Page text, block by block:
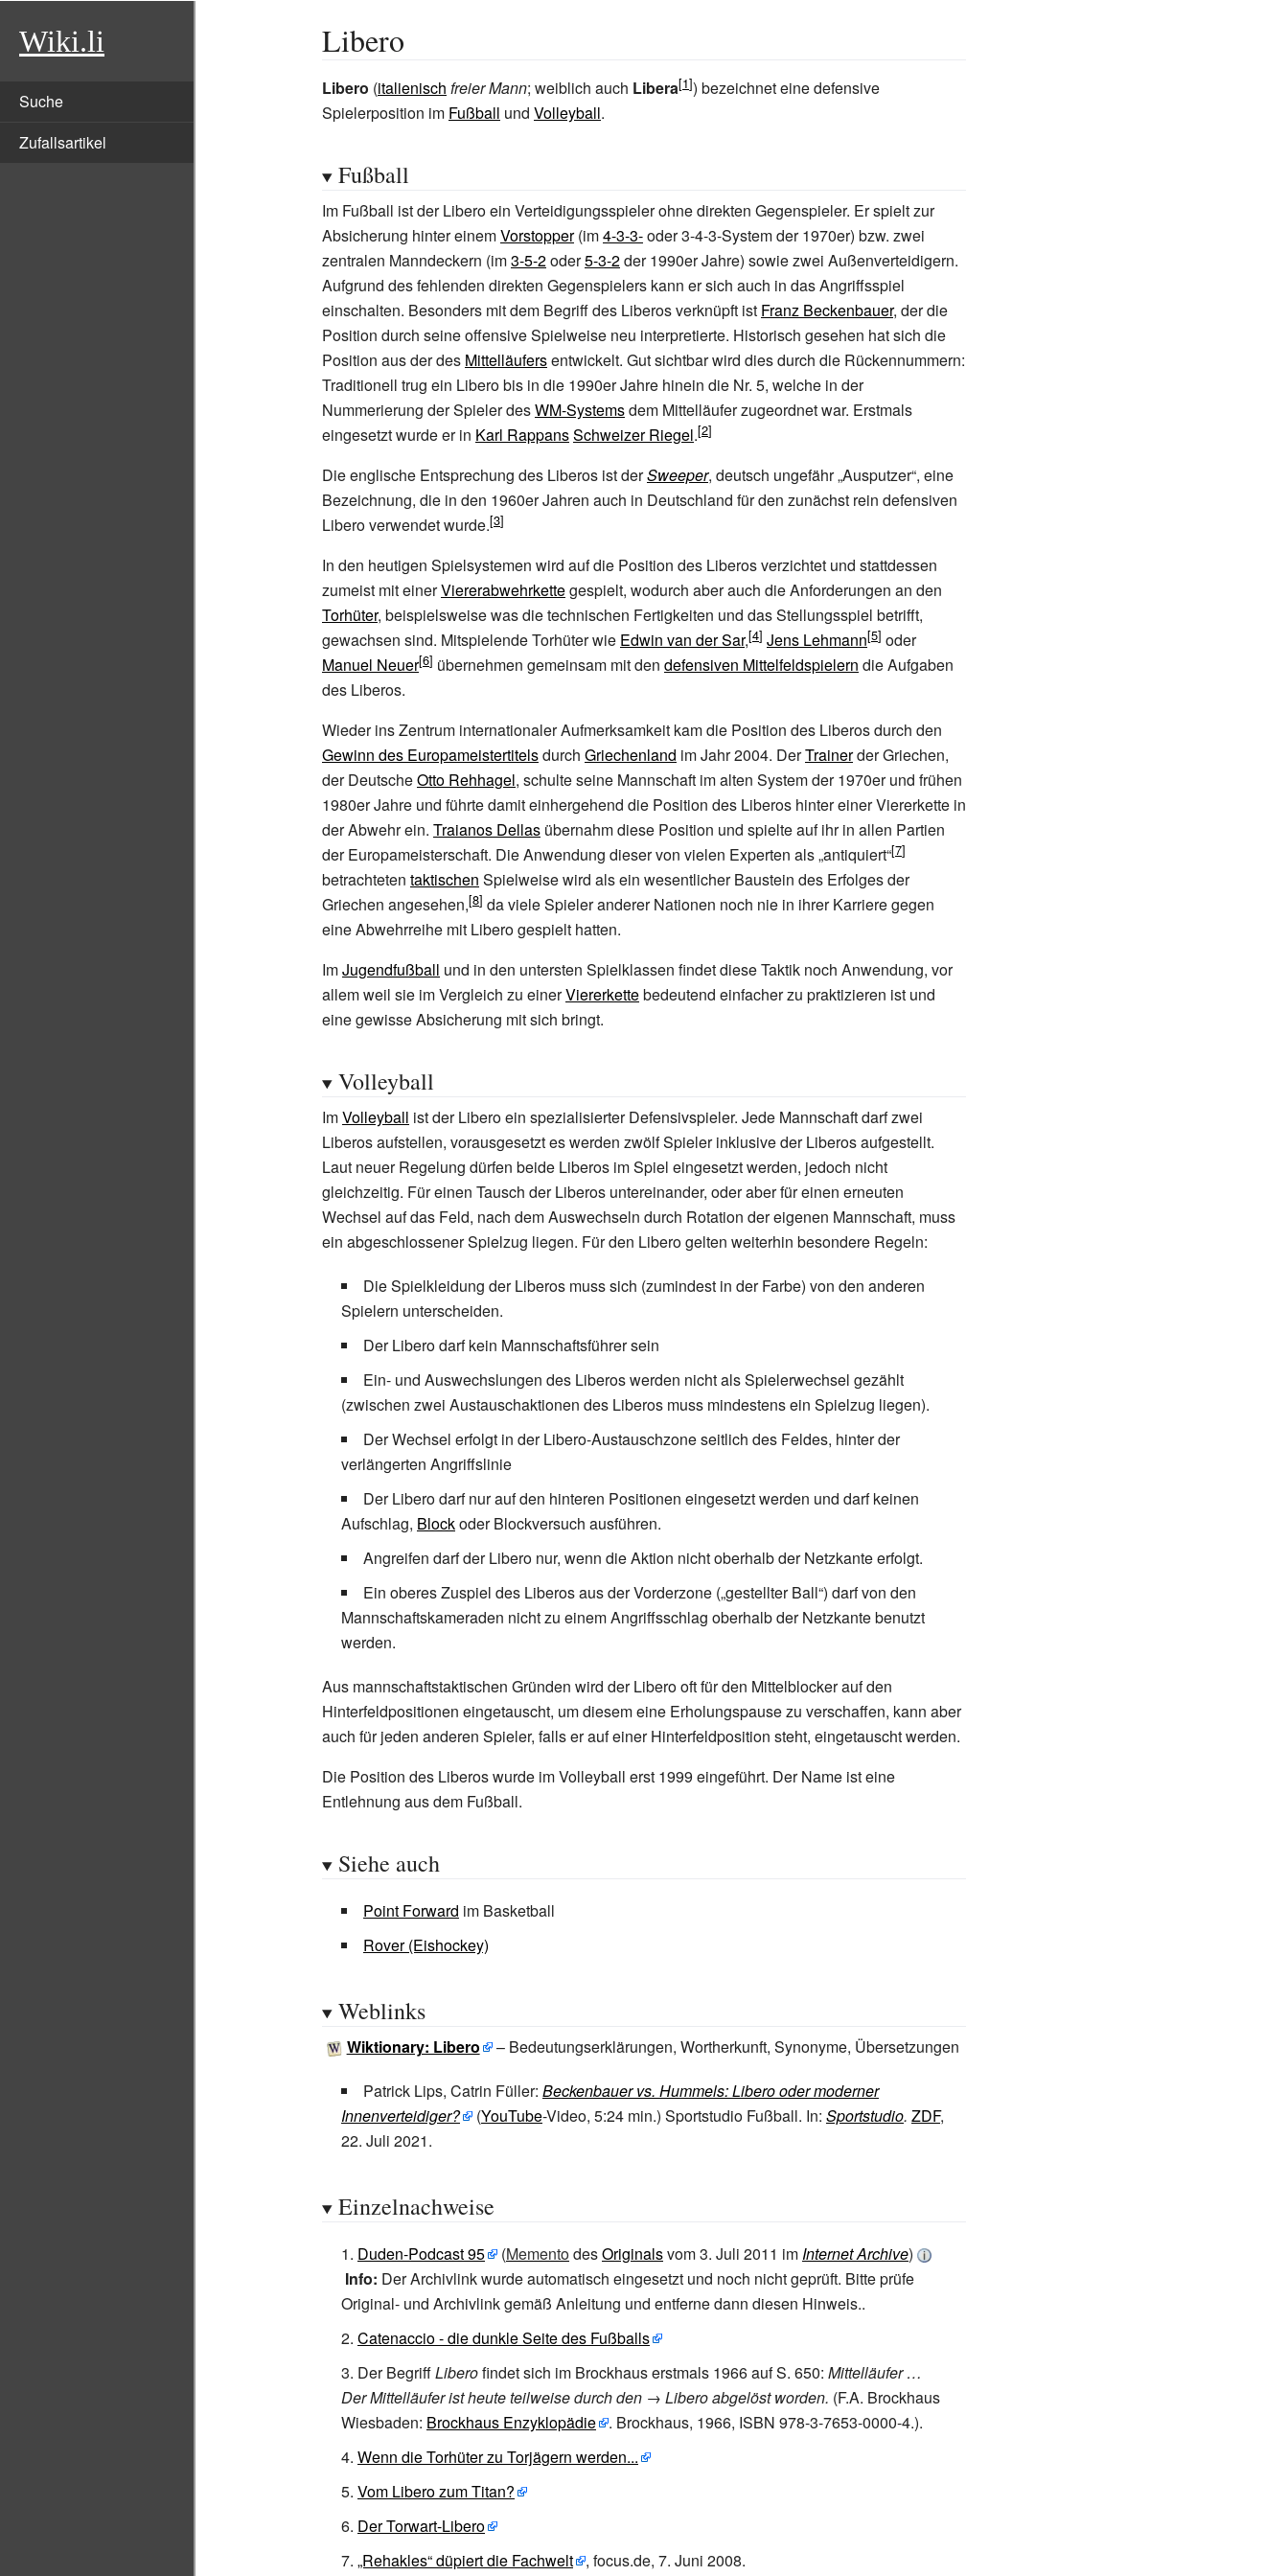
Wiki.li
Suche
Zufallsartikel
Libero
Libero (italienisch freier Mann; weiblich auch Libera
) bezeichnet eine defensive
Spielerposition im Fußball und Volleyball.
Fußball
Im Fußball ist der Libero ein Verteidigungsspieler ohne direkten Gegenspieler. Er spielt zur
Absicherung hinter einemVorstopper(im4-3-3-oder 3-4-3-System der 1970er) bzw. zwei
zentralen Manndeckern (im3-5-2oder5-3-2der 1990er Jahre) sowie zwei Außenverteidigern.
Aufgrund des fehlenden direkten Gegenspielers kann er sich auch in das Angriffsspiel
einschalten. Besonders mit dem Begriff des Liberos verknüpft ist Franz Beckenbauer, der die
Position durch seine offensive Spielweise neu interpretierte. Historisch gesehen hat sich die
Position aus der des Mittelläufersentwickelt. Gut sichtbar wird dies durch die Rückennummern:
Traditionell trug ein Libero bis in die 1990er Jahre hinein die Nr. 5, welche in der
Nummerierung der Spieler desWM-Systemsdem Mittelläufer zugeordnet war. Erstmals
eingesetzt wurde er in Karl RappansSchweizer Riegel.
Die englische Entsprechung des Liberos ist derSweeper, deutsch ungefähr „Ausputzer“, eine
Bezeichnung, die in den 1960er Jahren auch in Deutschland für den zunächst rein defensiven
Libero verwendet wurde.
In den heutigen Spielsystemen wird auf die Position des Liberos verzichtet und stattdessen
zumeist mit einerViererabwehrkettegespielt, wodurch aber auch die Anforderungen an den
Torhüter, beispielsweise was die technischen Fertigkeiten und das Stellungsspiel betrifft,
gewachsen sind. Mitspielende Torhüter wie Edwin van der Sar, Jens Lehmann
oder
Manuel Neuer
übernehmen gemeinsam mit den defensiven Mittelfeldspielern die Aufgaben
des Liberos.
Wieder ins Zentrum internationaler Aufmerksamkeit kam die Position des Liberos durch den
Gewinn des Europameistertitelsdurch Griechenland im Jahr 2004. DerTrainerder Griechen,
der DeutscheOtto Rehhagel, schulte seine Mannschaft im alten System der 1970er und frühen
1980er Jahre und führte damit einhergehend die Position des Liberos hinter einer Viererkette in
der Abwehr ein. Traianos Dellas übernahm diese Position und spielte auf ihr in allen Partien
der Europameisterschaft. Die Anwendung dieser von vielen Experten als „antiquiert“
betrachteten taktischen Spielweise wird als ein wesentlicher Baustein des Erfolges der
Griechen angesehen,
da viele Spieler anderer Nationen noch nie in ihrer Karriere gegen
eine Abwehrreihe mit Libero gespielt hatten.
ImJugendfußball und in den untersten Spielklassen findet diese Taktik noch Anwendung, vor
allem weil sie im Vergleich zu einerViererkettebedeutend einfacher zu praktizieren ist und
eine gewisse Absicherung mit sich bringt.
Volleyball
ImVolleyball ist der Libero ein spezialisierter Defensivspieler. Jede Mannschaft darf zwei
Liberos aufstellen, vorausgesetzt es werden zwölf Spieler inklusive der Liberos aufgestellt.
Laut neuer Regelung dürfen beide Liberos im Spiel eingesetzt werden, jedoch nicht
gleichzeitig. Für einen Tausch der Liberos untereinander, oder aber für einen erneuten
Wechsel auf das Feld, nach dem Auswechseln durch Rotation der eigenen Mannschaft, muss
ein abgeschlossener Spielzug liegen. Für den Libero gelten weiterhin besondere Regeln:
Die Spielkleidung der Liberos muss sich (zumindest in der Farbe) von den anderen
Spielern unterscheiden.
Der Libero darf kein Mannschaftsführer sein
Ein- und Auswechslungen des Liberos werden nicht als Spielerwechsel gezählt
(zwischen zwei Austauschaktionen des Liberos muss mindestens ein Spielzug liegen).
Der Wechsel erfolgt in der Libero-Austauschzone seitlich des Feldes, hinter der
verlängerten Angriffslinie
Der Libero darf nur auf den hinteren Positionen eingesetzt werden und darf keinen
Aufschlag, Blockoder Blockversuch ausführen.
Angreifen darf der Libero nur, wenn die Aktion nicht oberhalb der Netzkante erfolgt.
Ein oberes Zuspiel des Liberos aus der Vorderzone („gestellter Ball“) darf von den
Mannschaftskameraden nicht zu einem Angriffsschlag oberhalb der Netzkante benutzt
werden.
Aus mannschaftstaktischen Gründen wird der Libero oft für den Mittelblocker auf den
Hinterfeldpositionen eingetauscht, um diesem eine Erholungspause zu verschaffen, kann aber
auch für jeden anderen Spieler, falls er auf einer Hinterfeldposition steht, eingetauscht werden.
Die Position des Liberos wurde im Volleyball erst 1999 eingeführt. Der Name ist eine
Entlehnung aus dem Fußball.
Siehe auch
Point Forward im Basketball
Rover (Eishockey)
Weblinks
Wiktionary: Libero
– Bedeutungserklärungen, Wortherkunft, Synonyme, Übersetzungen
Patrick Lips, Catrin Füller: Beckenbauer vs. Hummels: Libero oder moderner
Innenverteidiger?
(YouTube-Video, 5:24 min.) Sportstudio Fußball. In: Sportstudio. ZDF,
22. Juli 2021.
Einzelnachweise
Duden-Podcast 95 (MementodesOriginalsvom 3. Juli 2011 imInternet Archive)
Info: Der Archivlink wurde automatisch eingesetzt und noch nicht geprüft. Bitte prüfe
Original- und Archivlink gemäß Anleitung und entferne dann diesen Hinweis..
Catenaccio - die dunkle Seite des Fußballs
Der BegriffLiberofindet sich im Brockhaus erstmals 1966 auf S. 650: Mittelläufer …
Der Mittelläufer ist heute teilweise durch den → Libero abgelöst worden. (F.A. Brockhaus
Wiesbaden: Brockhaus Enzyklopädie . Brockhaus, 1966, ISBN 978-3-7653-0000-4.).
Wenn die Torhüter zu Torjägern werden...
Vom Libero zum Titan?
Der Torwart-Libero
„Rehakles“ düpiert die Fachwelt
, focus.de, 7. Juni 2008.